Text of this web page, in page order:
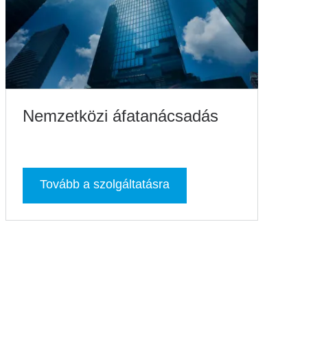
Nemzetközi áfatanácsadás
Tovább a szolgáltatásra